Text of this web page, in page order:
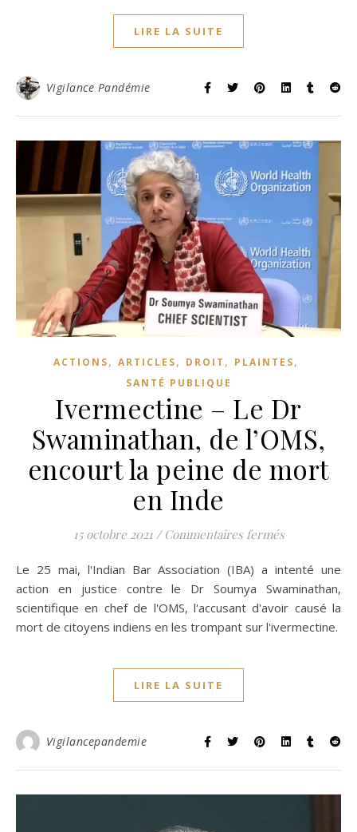
LIRE LA SUITE
Vigilance Pandémie
ACTIONS, ARTICLES, DROIT , PLAINTES,
SANTÉ PUBLIQUE
Ivermectine – Le Dr
Swaminathan, de l’OMS,
encourt la peine de mort
en Inde
15 octobre 2021 / Commentaires ferméssur
Le 25 mai, l'Indian Bar Association (IBA) a intenté une
action en justice contre le Dr Soumya Swaminathan,
scientifique en chef de l'OMS, l'accusant d'avoir causé la
mort de citoyens indiens en les trompant sur l'ivermectine.
LIRE LA SUITE
Vigilancepandemie